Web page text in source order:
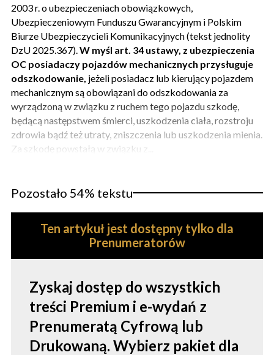
2003 r. o ubezpieczeniach obowiązkowych,
Ubezpieczeniowym Funduszu Gwarancyjnym i Polskim
Biurze Ubezpieczycieli Komunikacyjnych (tekst jednolity
DzU 2025.367). W myśl art. 34 ustawy, z ubezpieczenia
OC posiadaczy pojazdów mechanicznych przysługuje
odszkodowanie, jeżeli posiadacz lub kierujący pojazdem
mechanicznym są obowiązani do odszkodowania za
wyrządzoną w związku z ruchem tego pojazdu szkodę,
będącą następstwem śmierci, uszkodzenia ciała, rozstroju
zdrowia bądź też utraty, zniszczenia lub uszkodzenia mienia.
Za szkodę powstałą w związku z...
Pozostało 54% tekstu
Ten artykuł jest dostępny tylko dla
Prenumeratorów
Zyskaj dostęp do wszystkich
treści Premium i e-wydań z
Prenumeratą Cyfrową lub
Drukowaną. Wybierz pakiet dla